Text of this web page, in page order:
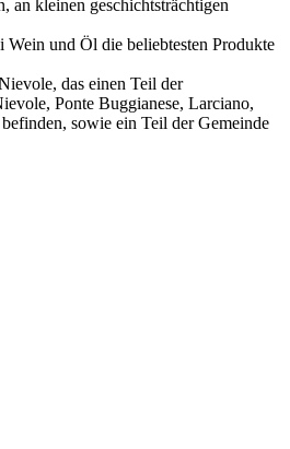
an kleinen geschichtsträchtigen
Wein und Öl die beliebtesten Produkte
das einen Teil der
Ponte Buggianese, Larciano,
sowie ein Teil der Gemeinde